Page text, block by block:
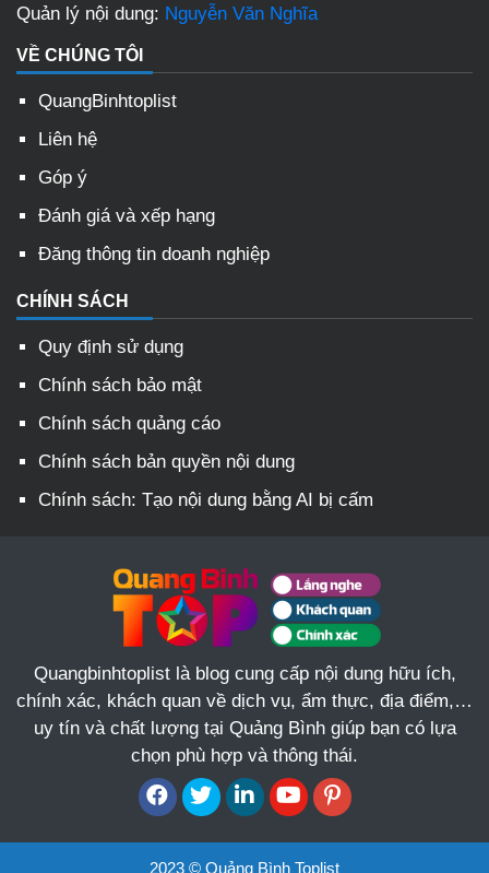
Quản lý nội dung: Nguyễn Văn Nghĩa
VỀ CHÚNG TÔI
QuangBinhtoplist
Liên hệ
Góp ý
Đánh giá và xếp hạng
Đăng thông tin doanh nghiệp
CHÍNH SÁCH
Quy định sử dụng
Chính sách bảo mật
Chính sách quảng cáo
Chính sách bản quyền nội dung
Chính sách: Tạo nội dung bằng AI bị cấm
Quangbinhtoplist là blog cung cấp nội dung hữu ích,
chính xác, khách quan về dịch vụ, ẩm thực, địa điểm,…
uy tín và chất lượng tại Quảng Bình giúp bạn có lựa
chọn phù hợp và thông thái.
2023 © Quảng Bình Toplist